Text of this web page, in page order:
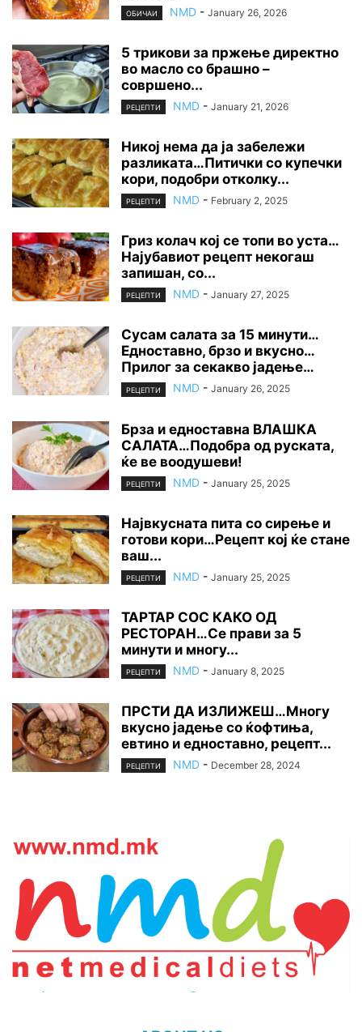
ОБИЧАИ NMD - January 26, 2026
5 трикови за пржење директно
во масло со брашно –
совршено...
РЕЦЕПТИ NMD - January 21, 2026
Никој нема да ја забележи
разликата…Питички со купечки
кори, подобри отколку...
РЕЦЕПТИ NMD - February 2, 2025
Гриз колач кој се топи во уста…
Најубавиот рецепт некогаш
запишан, со...
РЕЦЕПТИ NMD - January 27, 2025
Сусам салата за 15 минути…
Едноставно, брзо и вкусно…
Прилог за секакво јадење…
РЕЦЕПТИ NMD - January 26, 2025
Брза и едноставна ВЛАШКА
САЛАТА…Подобра од руската,
ќе ве воодушеви!
РЕЦЕПТИ NMD - January 25, 2025
Највкусната пита со сирење и
готови кори…Рецепт кој ќе стане
ваш...
РЕЦЕПТИ NMD - January 25, 2025
ТАРТАР СОС КАКО ОД
РЕСТОРАН…Се прави за 5
минути и многу...
РЕЦЕПТИ NMD - January 8, 2025
ПРСТИ ДА ИЗЛИЖЕШ…Многу
вкусно јадење со ќофтиња,
евтино и едноставно, рецепт...
РЕЦЕПТИ NMD - December 28, 2024